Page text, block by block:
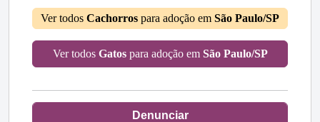
Ver todos Cachorros para adoção em São Paulo/SP
Ver todos Gatospara adoção em São Paulo/SP
Denunciar